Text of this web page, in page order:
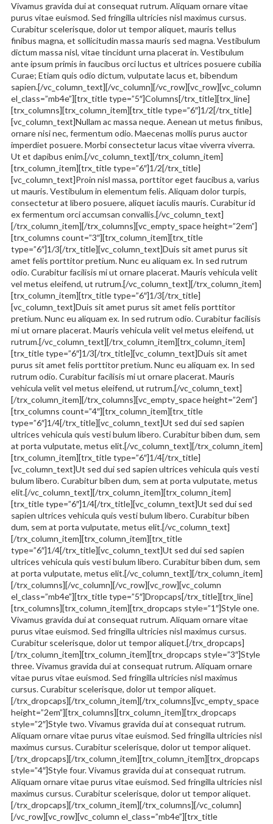
Vivamus gravida dui at consequat rutrum. Aliquam ornare vitae
purus vitae euismod. Sed fringilla ultricies nisl maximus cursus.
Curabitur scelerisque, dolor ut tempor aliquet, mauris tellus
finibus magna, et sollicitudin massa mauris sed magna. Vestibulum
dictum massa nisl, vitae tincidunt urna placerat in. Vestibulum
ante ipsum primis in faucibus orci luctus et ultrices posuere cubilia
Curae; Etiam quis odio dictum, vulputate lacus et, bibendum
sapien.[/vc_column_text][/vc_column][/vc_row][vc_row][vc_column
el_class=”mb4e”][trx_title type=”5″]Columns[/trx_title][trx_line]
[trx_columns][trx_column_item][trx_title type=”6″]1/2[/trx_title]
[vc_column_text]Nullam ac massa neque. Aenean ut metus finibus,
ornare nisi nec, fermentum odio. Maecenas mollis purus auctor
imperdiet posuere. Morbi consectetur lacus vitae viverra viverra.
Ut et dapibus enim.[/vc_column_text][/trx_column_item]
[trx_column_item][trx_title type=”6″]1/2[/trx_title]
[vc_column_text]Proin nisl massa, porttitor eget faucibus a, varius
ut mauris. Vestibulum in elementum felis. Aliquam dolor turpis,
consectetur at libero posuere, aliquet iaculis mauris. Curabitur id
ex fermentum orci accumsan convallis.[/vc_column_text]
[/trx_column_item][/trx_columns][vc_empty_space height=”2em”]
[trx_columns count=”3″][trx_column_item][trx_title
type=”6″]1/3[/trx_title][vc_column_text]Duis sit amet purus sit
amet felis porttitor pretium. Nunc eu aliquam ex. In sed rutrum
odio. Curabitur facilisis mi ut ornare placerat. Mauris vehicula velit
vel metus eleifend, ut rutrum.[/vc_column_text][/trx_column_item]
[trx_column_item][trx_title type=”6″]1/3[/trx_title]
[vc_column_text]Duis sit amet purus sit amet felis porttitor
pretium. Nunc eu aliquam ex. In sed rutrum odio. Curabitur facilisis
mi ut ornare placerat. Mauris vehicula velit vel metus eleifend, ut
rutrum.[/vc_column_text][/trx_column_item][trx_column_item]
[trx_title type=”6″]1/3[/trx_title][vc_column_text]Duis sit amet
purus sit amet felis porttitor pretium. Nunc eu aliquam ex. In sed
rutrum odio. Curabitur facilisis mi ut ornare placerat. Mauris
vehicula velit vel metus eleifend, ut rutrum.[/vc_column_text]
[/trx_column_item][/trx_columns][vc_empty_space height=”2em”]
[trx_columns count=”4″][trx_column_item][trx_title
type=”6″]1/4[/trx_title][vc_column_text]Ut sed dui sed sapien
ultrices vehicula quis vesti bulum libero. Curabitur biben dum, sem
at porta vulputate, metus elit.[/vc_column_text][/trx_column_item]
[trx_column_item][trx_title type=”6″]1/4[/trx_title]
[vc_column_text]Ut sed dui sed sapien ultrices vehicula quis vesti
bulum libero. Curabitur biben dum, sem at porta vulputate, metus
elit.[/vc_column_text][/trx_column_item][trx_column_item]
[trx_title type=”6″]1/4[/trx_title][vc_column_text]Ut sed dui sed
sapien ultrices vehicula quis vesti bulum libero. Curabitur biben
dum, sem at porta vulputate, metus elit.[/vc_column_text]
[/trx_column_item][trx_column_item][trx_title
type=”6″]1/4[/trx_title][vc_column_text]Ut sed dui sed sapien
ultrices vehicula quis vesti bulum libero. Curabitur biben dum, sem
at porta vulputate, metus elit.[/vc_column_text][/trx_column_item]
[/trx_columns][/vc_column][/vc_row][vc_row][vc_column
el_class=”mb4e”][trx_title type=”5″]Dropcaps[/trx_title][trx_line]
[trx_columns][trx_column_item][trx_dropcaps style=”1″]Style one.
Vivamus gravida dui at consequat rutrum. Aliquam ornare vitae
purus vitae euismod. Sed fringilla ultricies nisl maximus cursus.
Curabitur scelerisque, dolor ut tempor aliquet.[/trx_dropcaps]
[/trx_column_item][trx_column_item][trx_dropcaps style=”3″]Style
three. Vivamus gravida dui at consequat rutrum. Aliquam ornare
vitae purus vitae euismod. Sed fringilla ultricies nisl maximus
cursus. Curabitur scelerisque, dolor ut tempor aliquet.
[/trx_dropcaps][/trx_column_item][/trx_columns][vc_empty_space
height=”2em”][trx_columns][trx_column_item][trx_dropcaps
style=”2″]Style two. Vivamus gravida dui at consequat rutrum.
Aliquam ornare vitae purus vitae euismod. Sed fringilla ultricies nisl
maximus cursus. Curabitur scelerisque, dolor ut tempor aliquet.
[/trx_dropcaps][/trx_column_item][trx_column_item][trx_dropcaps
style=”4″]Style four. Vivamus gravida dui at consequat rutrum.
Aliquam ornare vitae purus vitae euismod. Sed fringilla ultricies nisl
maximus cursus. Curabitur scelerisque, dolor ut tempor aliquet.
[/trx_dropcaps][/trx_column_item][/trx_columns][/vc_column]
[/vc_row][vc_row][vc_column el_class=”mb4e”][trx_title